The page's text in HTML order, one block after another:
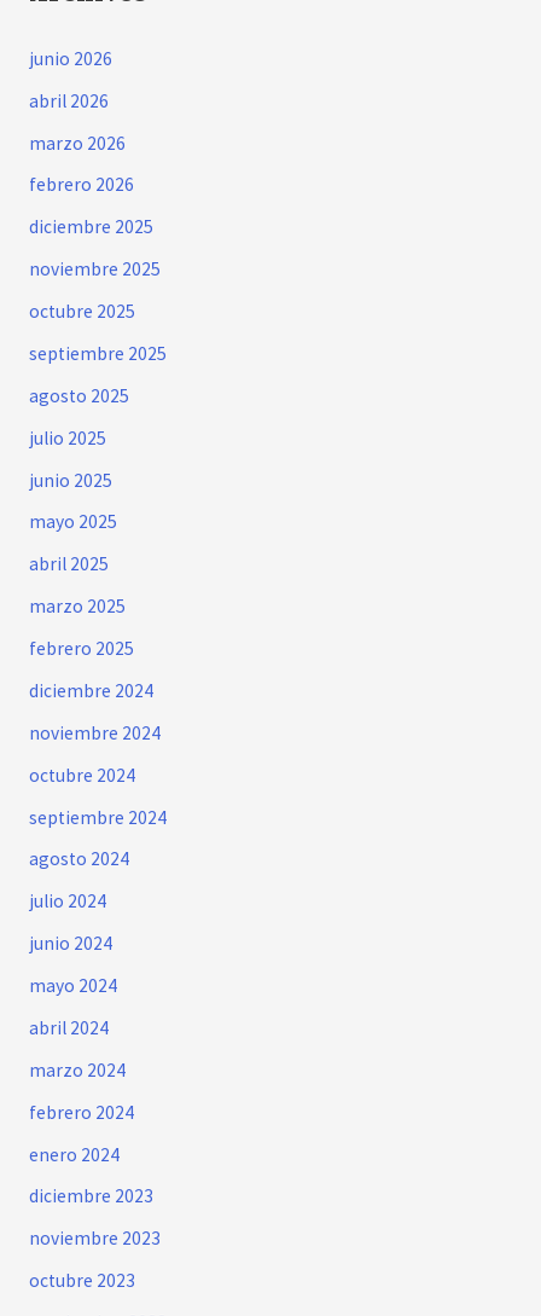
junio 2026
abril 2026
marzo 2026
febrero 2026
diciembre 2025
noviembre 2025
octubre 2025
septiembre 2025
agosto 2025
julio 2025
junio 2025
mayo 2025
abril 2025
marzo 2025
febrero 2025
diciembre 2024
noviembre 2024
octubre 2024
septiembre 2024
agosto 2024
julio 2024
junio 2024
mayo 2024
abril 2024
marzo 2024
febrero 2024
enero 2024
diciembre 2023
noviembre 2023
octubre 2023